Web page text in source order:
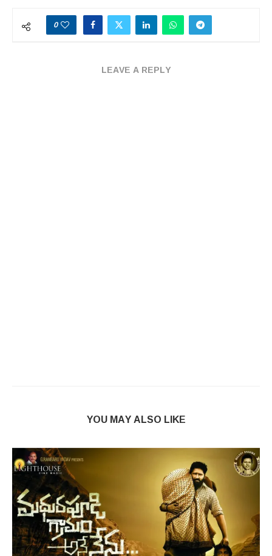
0
LEAVE A REPLY
YOU MAY ALSO LIKE